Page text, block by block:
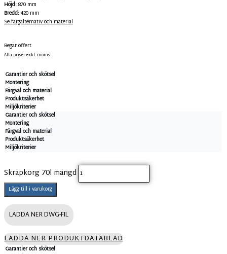
Höjd:870 mm
Bredd:420 mm
Se färgalternativ och material
Begär offert
Alla priser exkl. moms
Garantier och skötsel
Montering
Färgval och material
Produktsäkerhet
Miljökriterier
Garantier och skötsel
Montering
Färgval och material
Produktsäkerhet
Miljökriterier
Skräpkorg 70l mängd
Lägg till i varukorg
LADDA NER DWG-FIL
LADDA NER PRODUKTDATABLAD
Garantier och skötsel